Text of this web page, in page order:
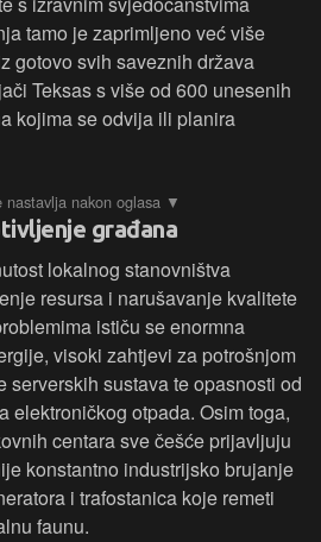
tamo je zaprimljeno već više
gotovo svih saveznih država
Teksas s više od 600 unesenih
kojima se odvija ili planira
građana
lokalnog stanovništva
resursa i narušavanje kvalitete
ističu se enormna
visoki zahtjevi za potrošnjom
serverskih sustava te opasnosti od
elektroničkog otpada. Osim toga,
centara sve češće prijavljuju
konstantno industrijsko brujanje
i trafostanica koje remeti
faunu.